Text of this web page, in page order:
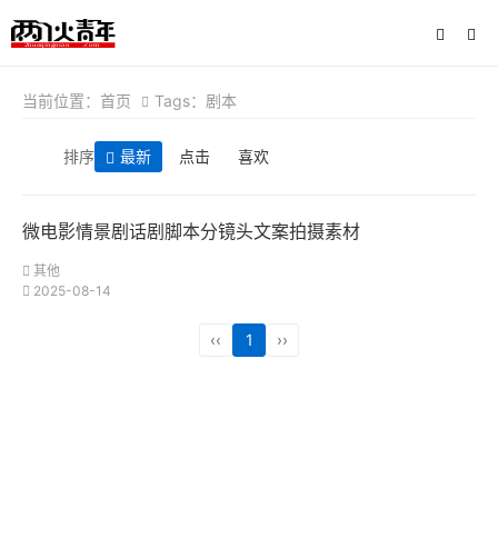
当前位置： 首页 Tags：剧本
排序 最新 点击 喜欢
微电影情景剧话剧脚本分镜头文案拍摄素材
其他
2025-08-14
‹‹ 1 ››